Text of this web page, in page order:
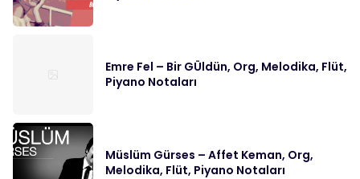
Emre Fel – Bir GÜldün, Org, Melodika, Flüt,
Piyano Notaları
Müslüm Gürses – Affet Keman, Org,
Melodika, Flüt, Piyano Notaları